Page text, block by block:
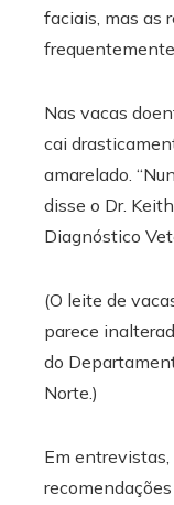
faciais, mas as
Nas vacas
cai
amarelado.
disse o Dr.
Diagnóstico
(O leite de
parece
do
Norte.)
Em